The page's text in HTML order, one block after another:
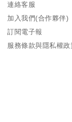
帳
戶
設
連絡客服
加入我們(合作夥伴)
訂閱電子報
服務條款與隱私權政